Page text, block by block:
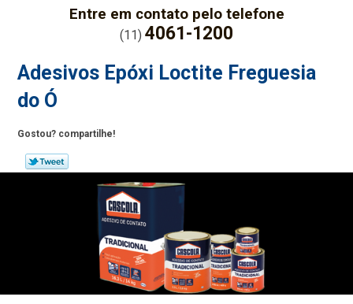
Entre em contato pelo telefone
(11) 4061-1200
Adesivos Epóxi Loctite Freguesia
do Ó
Gostou? compartilhe!